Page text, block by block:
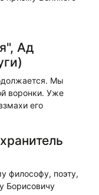
Ад
Мы
воронки. Уже
его
философу, поэту,
Борисовичу